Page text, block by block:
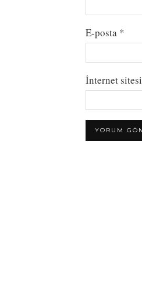
E-posta *
İnternet sitesi